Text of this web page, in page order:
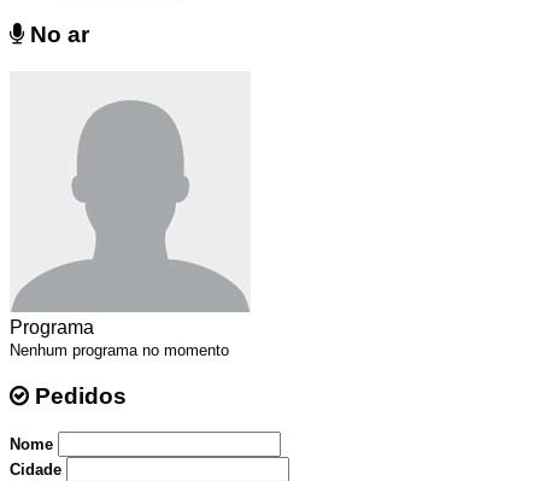
No ar
Programa
Nenhum programa no momento
Pedidos
Nome
Cidade